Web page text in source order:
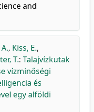
and
, Kiss, E.,
T.: Talajvízkutak
vízminőségi
és
egy alföldi